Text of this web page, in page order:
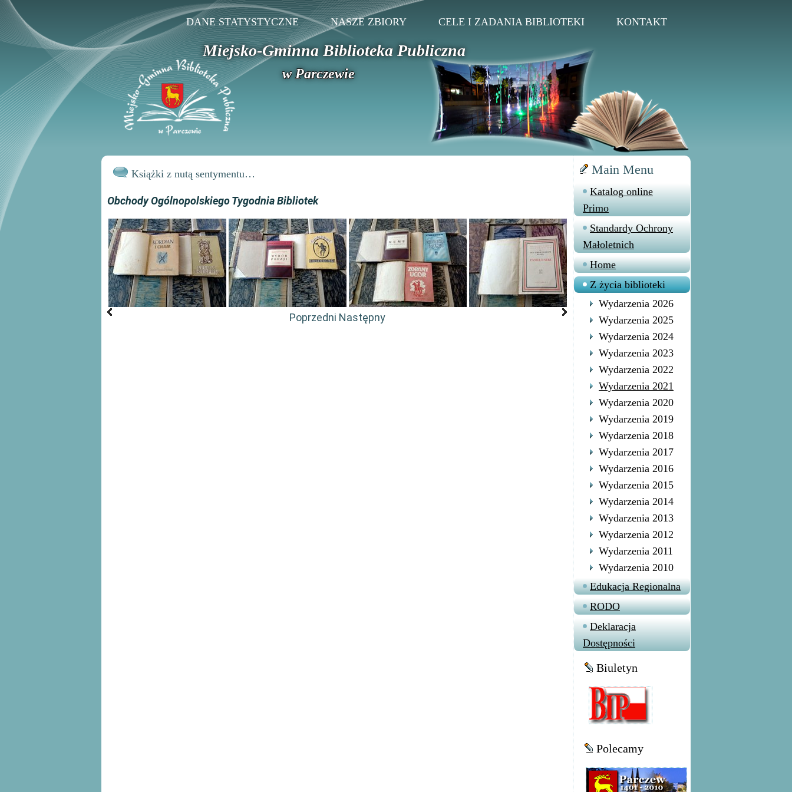
DANE STATYSTYCZNE NASZE ZBIORY CELE I ZADANIA BIBLIOTEKI KONTAKT
Miejsko-Gminna Biblioteka Publiczna
w Parczewie
Książki z nutą sentymentu…
Obchody Ogólnopolskiego Tygodnia Bibliotek
Poprzedni Następny
Main Menu
Katalog online
Primo
Standardy Ochrony
Małoletnich
Home
Z życia biblioteki
Wydarzenia 2026
Wydarzenia 2025
Wydarzenia 2024
Wydarzenia 2023
Wydarzenia 2022
Wydarzenia 2021
Wydarzenia 2020
Wydarzenia 2019
Wydarzenia 2018
Wydarzenia 2017
Wydarzenia 2016
Wydarzenia 2015
Wydarzenia 2014
Wydarzenia 2013
Wydarzenia 2012
Wydarzenia 2011
Wydarzenia 2010
Edukacja Regionalna
RODO
Deklaracja
Dostępności
Biuletyn
Polecamy